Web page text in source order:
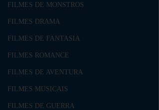
FILMES DE MONSTROS
FILMES DRAMA
FILMES DE FANTASIA
FILMES ROMANCE
FILMES DE AVENTURA
FILMES MUSICAIS
FILMES DE GUERRA